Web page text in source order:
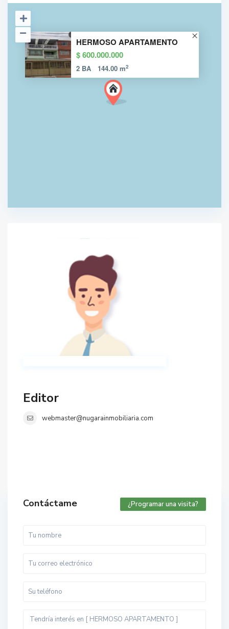
HERMOSO APARTAMENTO
$ 600.000.000
2 BA 144.00 m2
Editor
webmaster@nugarainmobiliaria.com
Contáctame ¿Programar una visita?